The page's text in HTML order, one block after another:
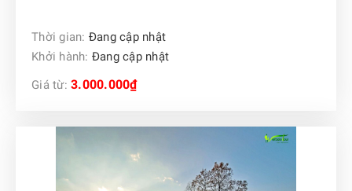
Thời gian: Đang cập nhật
Khởi hành: Đang cập nhật
Giá từ: 3.000.000₫